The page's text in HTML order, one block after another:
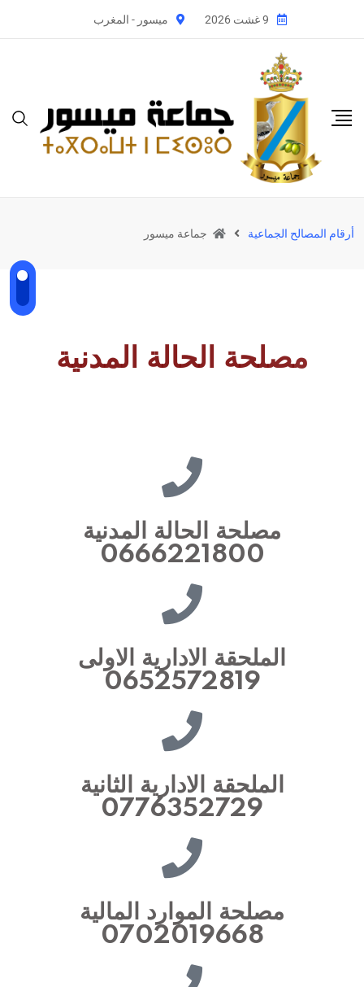
9 غشت 2026 ميسور - المغرب
أرقام المصالح الجماعية جماعة ميسور
مصلحة الحالة المدنية
مصلحة الحالة المدنية
0666221800
الملحقة الادارية الاولى
0652572819
الملحقة الادارية الثانية
0776352729
مصلحة الموارد المالية
0702019668